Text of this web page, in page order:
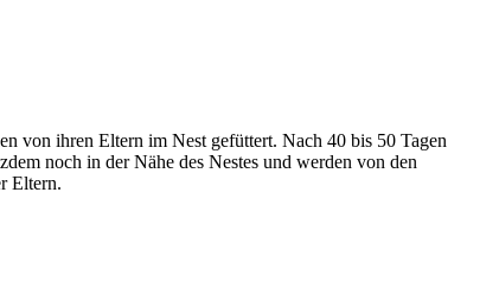
von ihren Eltern im Nest gefüttert. Nach 40 bis 50 Tagen
noch in der Nähe des Nestes und werden von den
Eltern.